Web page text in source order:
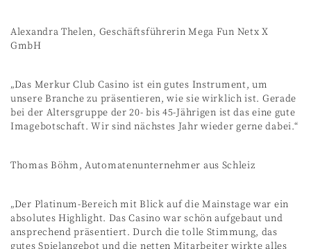
Alexandra Thelen, Geschäftsführerin Mega Fun Netx X
GmbH
„Das Merkur Club Casino ist ein gutes Instrument, um
unsere Branche zu präsentieren, wie sie wirklich ist. Gerade
bei der Altersgruppe der 20- bis 45-Jährigen ist das eine gute
Imagebotschaft. Wir sind nächstes Jahr wieder gerne dabei.“
Thomas Böhm, Automatenunternehmer aus Schleiz
„Der Platinum-Bereich mit Blick auf die Mainstage war ein
absolutes Highlight. Das Casino war schön aufgebaut und
ansprechend präsentiert. Durch die tolle Stimmung, das
gutes Spielangebot und die netten Mitarbeiter wirkte alles